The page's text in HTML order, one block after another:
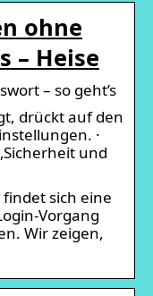
ohne
– Heise
– so geht’s
drückt auf den
·
und
sich eine
Vorgang
Wir zeigen,